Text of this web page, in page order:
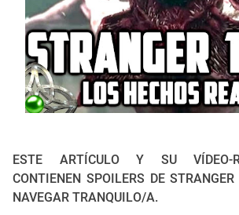
Las PIEDRAS del HAMBRE (y su
ESTE ARTÍCULO Y SU VÍDEO-
CONTIENEN SPOILERS DE
NAVEGAR TRANQUILO/A.